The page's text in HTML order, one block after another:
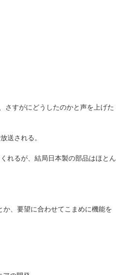
さすがにどうしたのかと声を上げた
送される。
れるが、結局日本製の部品はほとん
、要望に合わせてこまめに機能を